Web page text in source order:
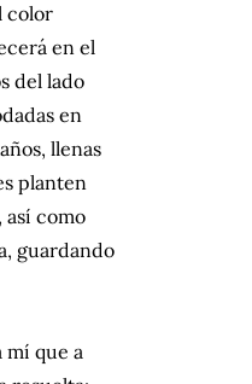
color
en el
del lado
en
llenas
planten
así como
guardando
mí que a